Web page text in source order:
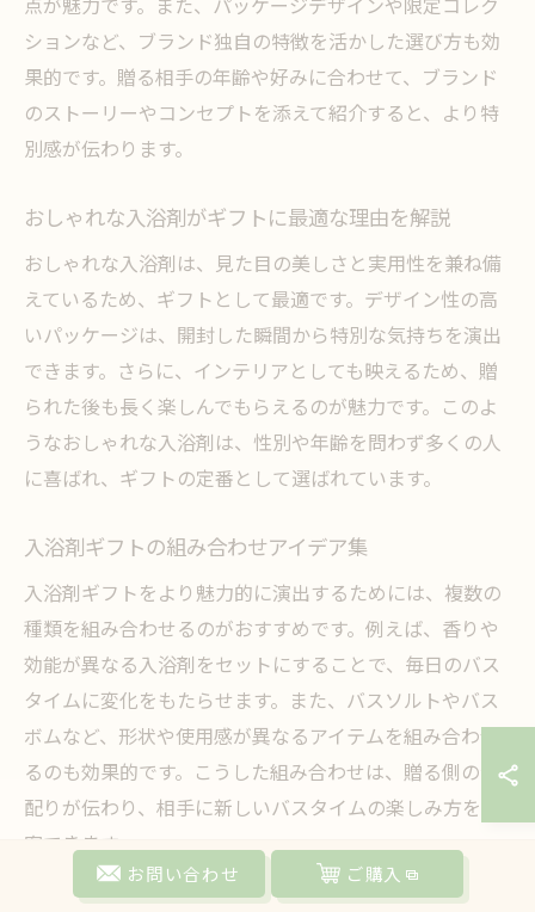
ションなど、ブランド独自の特徴を活かした選び方も効
果的です。贈る相手の年齢や好みに合わせて、ブランド
のストーリーやコンセプトを添えて紹介すると、より特
別感が伝わります。
おしゃれな入浴剤がギフトに最適な理由を解説
おしゃれな入浴剤は、見た目の美しさと実用性を兼ね備
えているため、ギフトとして最適です。デザイン性の高
いパッケージは、開封した瞬間から特別な気持ちを演出
できます。さらに、インテリアとしても映えるため、贈
られた後も長く楽しんでもらえるのが魅力です。このよ
うなおしゃれな入浴剤は、性別や年齢を問わず多くの人
に喜ばれ、ギフトの定番として選ばれています。
入浴剤ギフトの組み合わせアイデア集
入浴剤ギフトをより魅力的に演出するためには、複数の
種類を組み合わせるのがおすすめです。例えば、香りや
効能が異なる入浴剤をセットにすることで、毎日のバス
タイムに変化をもたらせます。また、バスソルトやバス
ボムなど、形状や使用感が異なるアイテムを組み合わせ
るのも効果的です。こうした組み合わせは、贈る側の気
配りが伝わり、相手に新しいバスタイムの楽しみ方を提
案できます。
お問い合わせ ご購入